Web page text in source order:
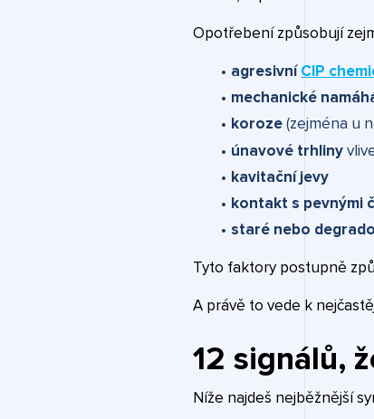
Opotřebení způsobují
agresivníCIP
mechanické
koroze(zejména u
únavové trhliny
kavitační jevy
kontakt s pevnými
staré nebo
Tyto faktory postupně
A právě to vede k
12 signálů,
Níže najdeš nejběžnější